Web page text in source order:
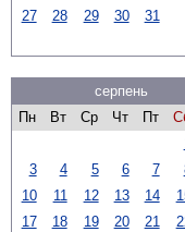
27
28 29 30 31
серпень
Пн
Вт Ср Чт Пт
3
4 5 6 7
10
11 12 13 14
17
18 19 20 21